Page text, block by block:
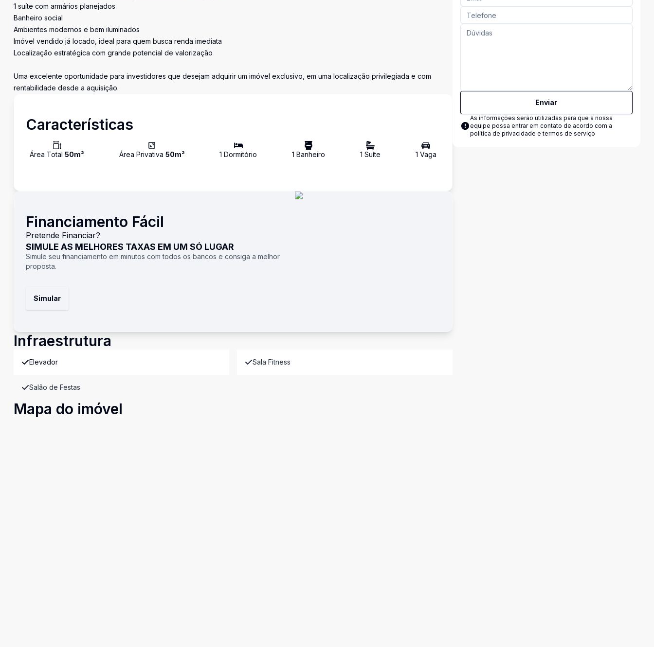
1 suíte com armários planejados
Banheiro social
Ambientes modernos e bem iluminados
Imóvel vendido já locado, ideal para quem busca renda imediata
Localização estratégica com grande potencial de valorização
Uma excelente oportunidade para investidores que desejam adquirir um imóvel exclusivo, em uma localização privilegiada e com
rentabilidade desde a aquisição.
Características
Área Total 50m² Área Privativa 50m² 1 Dormitório 1 Banheiro 1 Suíte 1 Vaga
Financiamento Fácil
Pretende Financiar?
SIMULE AS MELHORES TAXAS EM UM SÓ LUGAR
Simule seu financiamento em minutos com todos os bancos e consiga a melhor
proposta.
Simular
Infraestrutura
Elevador Sala Fitness
Salão de Festas
Mapa do imóvel
Enviar
As informações serão utilizadas para que a nossa
equipe possa entrar em contato de acordo com a
política de privacidade e termos de serviço